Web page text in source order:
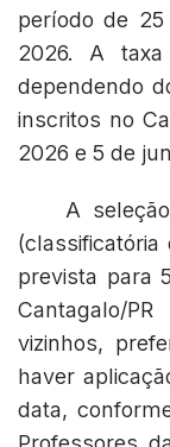
período de
2026. A
dependendo
inscritos no
2026 e 5 de
A
prevista para
Cantagalo/
vizinhos,
haver
data,